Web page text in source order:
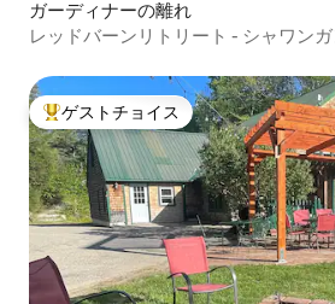
ガーディナーの離れ
レッドバーンリトリート - シャワン
大好評のゲストチョイスです。
ゲストチョイス